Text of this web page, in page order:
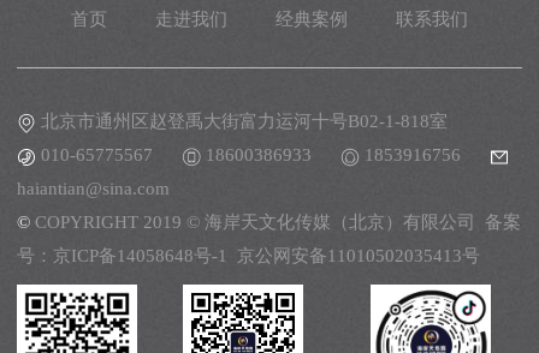
首页 走进我们 经典案例 联系我们
北京市通州区赵登禹大街富力运河十号B02-1-818室
010-65775567
18600386933
1853916756
haiantian@sina.com
© COPYRIGHT 2019 © 海岸天文化传媒（北京）有限公司 备案
号： 京ICP备14058648号-1 京公网安备11010502035413号